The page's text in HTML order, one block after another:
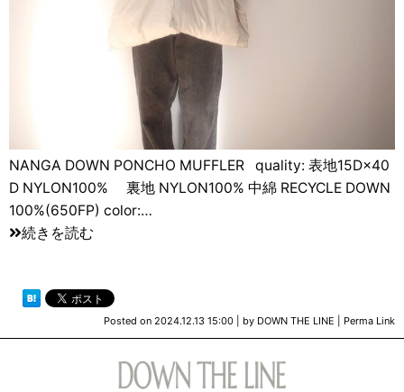
NANGA DOWN PONCHO MUFFLER quality: 表地15D×40
D NYLON100% 裏地 NYLON100% 中綿 RECYCLE DOWN
100%(650FP) color:…
続きを読む
Posted on 2024.12.13 15:00 by DOWN THE LINE Perma Link